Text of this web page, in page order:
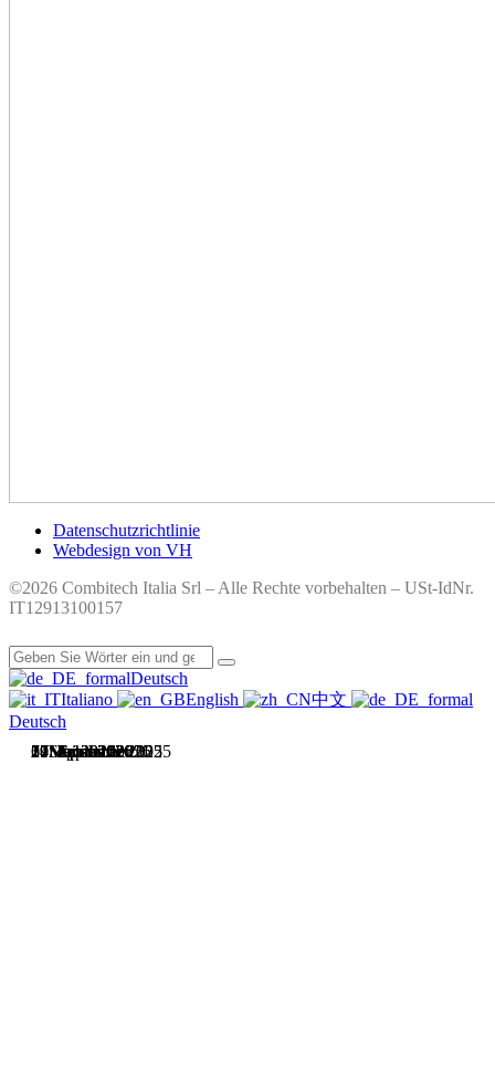
5. Mai 2026
1. Mai 2026
21. April 2026
17. April 2026
27. Februar 2026
3. November 2025
10. September 2025
7. September 2025
14. Februar 2025
09. Januar 2025
Datenschutzrichtlinie
Webdesign von VH
©2026 Combitech Italia Srl – Alle Rechte vorbehalten – USt-IdNr.
IT12913100157
Deutsch
Italiano
English
中文
Deutsch